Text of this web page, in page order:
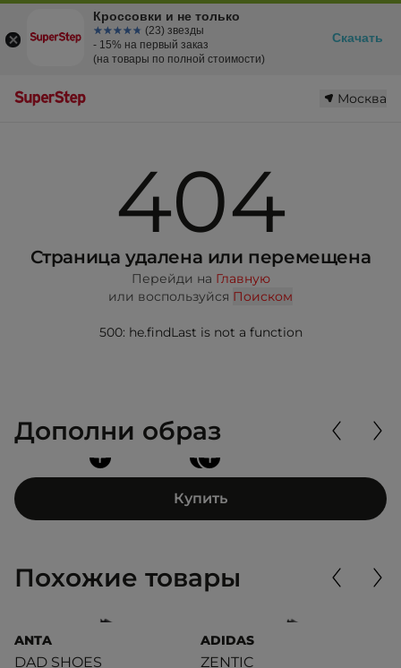
Москва
404
Страница удалена или перемещена
Перейди на Главную
или воспользуйся Поиском
500: he.findLast is not a function
Дополни образ
+
+ +
Купить
Похожие товары
ANTA
DAD SHOES
ADIDAS
ZENTIC
Кроссовки и не только
☆☆☆☆☆
★★★★★ (23) звезды
- 15% на первый заказ
(на товары по полной стоимости)
Скачать